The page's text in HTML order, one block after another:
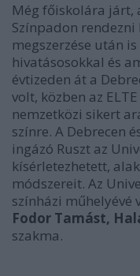
Még főiskolára járt,
Színpadon
megszerzése után
hivatásosokkal és
évtizeden át a
volt, közben az
nemzetközi sikert
színre. A Debrecen
ingázó Ruszt az
kísérletezhetett,
módszereit. Az
színházi műhelyévé
Fodor Tamást,
szakma.